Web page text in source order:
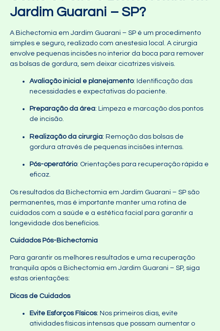
Jardim Guarani – SP?
A Bichectomia em Jardim Guarani – SP é um procedimento
simples e seguro, realizado com anestesia local. A cirurgia
envolve pequenas incisões no interior da boca para remover
as bolsas de gordura, sem deixar cicatrizes visíveis.
Avaliação inicial e planejamento: Identificação das
necessidades e expectativas do paciente.
Preparação da área: Limpeza e marcação dos pontos
de incisão.
Realização da cirurgia: Remoção das bolsas de
gordura através de pequenas incisões internas.
Pós-operatório: Orientações para recuperação rápida e
eficaz.
Os resultados da Bichectomia em Jardim Guarani – SP são
permanentes, mas é importante manter uma rotina de
cuidados com a saúde e a estética facial para garantir a
longevidade dos benefícios.
Cuidados Pós-Bichectomia
Para garantir os melhores resultados e uma recuperação
tranquila após a Bichectomia em Jardim Guarani – SP, siga
estas orientações:
Dicas de Cuidados
Evite Esforços Físicos: Nos primeiros dias, evite
atividades físicas intensas que possam aumentar o